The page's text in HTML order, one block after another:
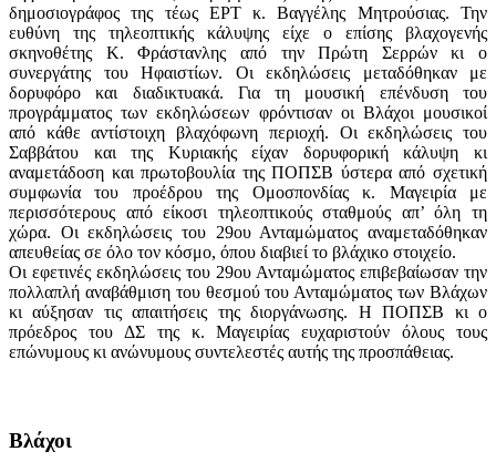
δημοσιογράφος της τέως ΕΡΤ κ. Βαγγέλης Μητρούσιας. Την
ευθύνη της τηλεοπτικής κάλυψης είχε ο επίσης βλαχογενής
σκηνοθέτης Κ. Φράστανλης από την Πρώτη Σερρών κι ο
συνεργάτης του Ηφαιστίων. Οι εκδηλώσεις μεταδόθηκαν με
δορυφόρο και διαδικτυακά. Για τη μουσική επένδυση του
προγράμματος των εκδηλώσεων φρόντισαν οι Βλάχοι μουσικοί
από κάθε αντίστοιχη βλαχόφωνη περιοχή. Οι εκδηλώσεις του
Σαββάτου και της Κυριακής είχαν δορυφορική κάλυψη κι
αναμετάδοση και πρωτοβουλία της ΠΟΠΣΒ ύστερα από σχετική
συμφωνία του προέδρου της Ομοσπονδίας κ. Μαγειρία με
περισσότερους από είκοσι τηλεοπτικούς σταθμούς απ’ όλη τη
χώρα. Οι εκδηλώσεις του 29ου Ανταμώματος αναμεταδόθηκαν
απευθείας σε όλο τον κόσμο, όπου διαβιεί το βλάχικο στοιχείο.
Οι εφετινές εκδηλώσεις του 29ου Ανταμώματος επιβεβαίωσαν την
πολλαπλή αναβάθμιση του θεσμού του Ανταμώματος των Βλάχων
κι αύξησαν τις απαιτήσεις της διοργάνωσης. Η ΠΟΠΣΒ κι ο
πρόεδρος του ΔΣ της κ. Μαγειρίας ευχαριστούν όλους τους
επώνυμους κι ανώνυμους συντελεστές αυτής της προσπάθειας.
Βλάχοι